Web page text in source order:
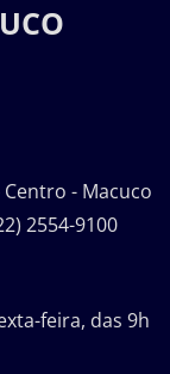
- Macuco
2554-9100
feira, das 9h